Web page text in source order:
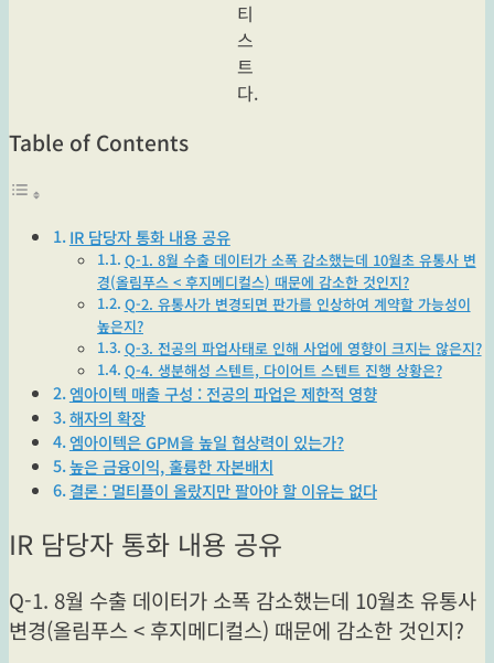
티
스
트
다.
Table of Contents
IR 담당자 통화 내용 공유
Q-1. 8월 수출 데이터가 소폭 감소했는데 10월초 유통사 변
경(올림푸스 < 후지메디컬스) 때문에 감소한 것인지?
Q-2. 유통사가 변경되면 판가를 인상하여 계약할 가능성이
높은지?
Q-3. 전공의 파업사태로 인해 사업에 영향이 크지는 않은지?
Q-4. 생분해성 스텐트, 다이어트 스텐트 진행 상황은?
엠아이텍 매출 구성 : 전공의 파업은 제한적 영향
해자의 확장
엠아이텍은 GPM을 높일 협상력이 있는가?
높은 금융이익, 훌륭한 자본배치
결론 : 멀티플이 올랐지만 팔아야 할 이유는 없다
IR 담당자 통화 내용 공유
Q-1. 8월 수출 데이터가 소폭 감소했는데 10월초 유통사
변경(올림푸스 < 후지메디컬스) 때문에 감소한 것인지?